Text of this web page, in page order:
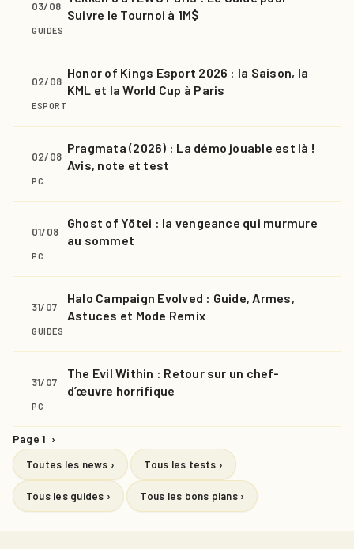
03/08
Suivre le Tournoi à 1M$
GUIDES
02/08
Honor of Kings Esport 2026 : la Saison, la
KML et la World Cup à Paris
ESPORT
02/08
Pragmata (2026) : La démo jouable est là !
Avis, note et test
PC
01/08
Ghost of Yōtei : la vengeance qui murmure
au sommet
PC
31/07
Halo Campaign Evolved : Guide, Armes,
Astuces et Mode Remix
GUIDES
31/07
The Evil Within : Retour sur un chef-
d’œuvre horrifique
PC
Page 1 ›
Toutes les news › Tous les tests ›
Tous les guides › Tous les bons plans ›